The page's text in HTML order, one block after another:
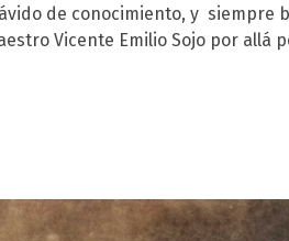
de conocimiento, y siempre
Vicente Emilio Sojo por allá